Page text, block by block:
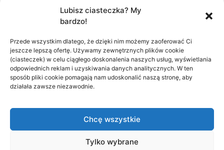
Lubisz ciasteczka? My
bardzo!
Przede wszystkim dlatego, że dzięki nim możemy zaoferować Ci
jeszcze lepszą ofertę. Używamy zewnętrznych plików cookie
(ciasteczek) w celu ciągłego doskonalenia naszych usług, wyświetlania
odpowiednich reklam i uzyskiwania danych analitycznych. W ten
sposób pliki cookie pomagają nam udoskonalić naszą stronę, aby
działała zawsze niezawodnie.
Chcę wszystkie
Tylko wybrane
Salony INEA
Napisz do